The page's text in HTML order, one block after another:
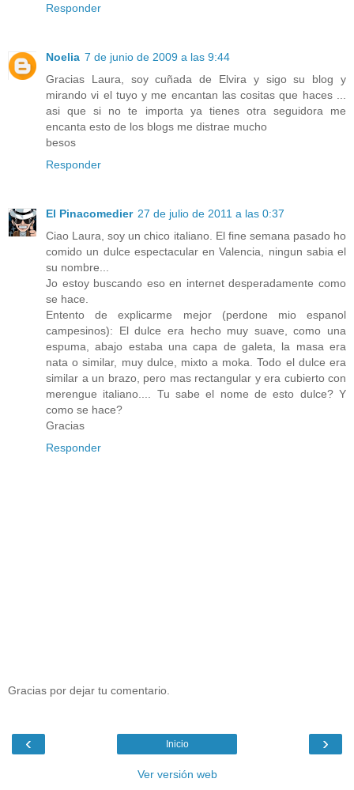
Responder
Noelia 7 de junio de 2009 a las 9:44
Gracias Laura, soy cuñada de Elvira y sigo su blog y
mirando vi el tuyo y me encantan las cositas que haces ...
asi que si no te importa ya tienes otra seguidora me
encanta esto de los blogs me distrae mucho
besos
Responder
El Pinacomedier 27 de julio de 2011 a las 0:37
Ciao Laura, soy un chico italiano. El fine semana pasado ho
comido un dulce espectacular en Valencia, ningun sabia el
su nombre...
Jo estoy buscando eso en internet desperadamente como
se hace.
Entento de explicarme mejor (perdone mio espanol
campesinos): El dulce era hecho muy suave, como una
espuma, abajo estaba una capa de galeta, la masa era
nata o similar, muy dulce, mixto a moka. Todo el dulce era
similar a un brazo, pero mas rectangular y era cubierto con
merengue italiano.... Tu sabe el nome de esto dulce? Y
como se hace?
Gracias
Responder
Gracias por dejar tu comentario.
‹ ›
Inicio
Ver versión web